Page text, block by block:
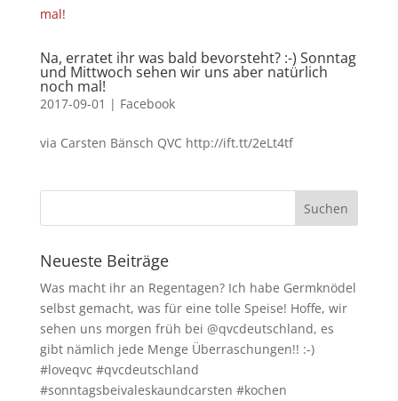
Na, erratet ihr was bald bevorsteht? :-) Sonntag
und Mittwoch sehen wir uns aber natürlich
noch mal!
2017-09-01 | Facebook
via Carsten Bänsch QVC http://ift.tt/2eLt4tf
Neueste Beiträge
Was macht ihr an Regentagen? Ich habe Germknödel
selbst gemacht, was für eine tolle Speise! Hoffe, wir
sehen uns morgen früh bei @qvcdeutschland, es
gibt nämlich jede Menge Überraschungen!! :-)
#loveqvc #qvcdeutschland
#sonntagsbeivaleskaundcarsten #kochen